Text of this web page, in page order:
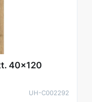
40x120
UH-C002292